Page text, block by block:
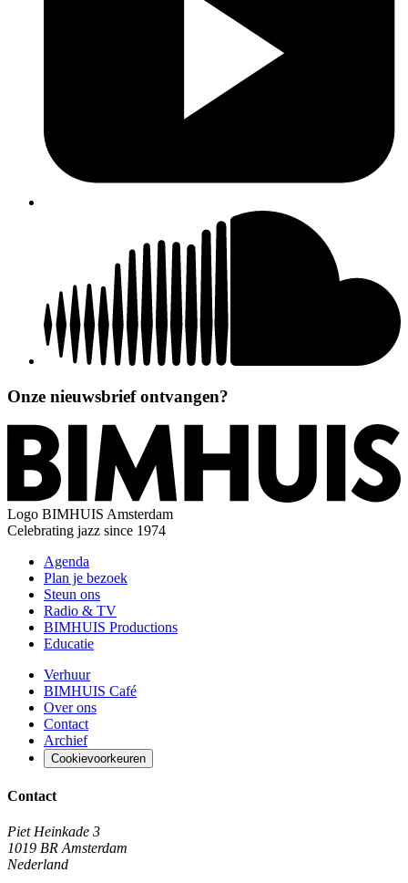
Onze nieuwsbrief ontvangen?
Logo BIMHUIS Amsterdam
Celebrating jazz since 1974
Agenda
Plan je bezoek
Steun ons
Radio & TV
BIMHUIS Productions
Educatie
Verhuur
BIMHUIS Café
Over ons
Contact
Archief
Cookievoorkeuren
Contact
Piet Heinkade 3
1019 BR Amsterdam
Nederland